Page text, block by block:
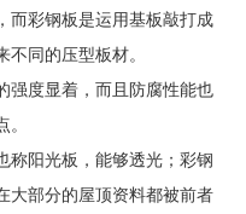
而彩钢板是运用基板敲打成
同的压型板材。
强度显着，而且防腐性能也
称阳光板，能够透光；彩钢
大部分的屋顶资料都被前者